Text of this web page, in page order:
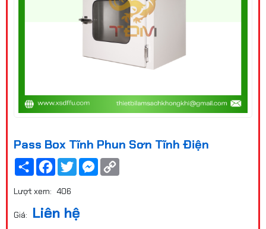
Pass Box Tĩnh Phun Sơn Tĩnh Điện
Share Facebook
TwitterMessenger
Lượt xem: 406
Giá: Liên hệ